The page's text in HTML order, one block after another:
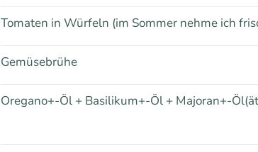
Tomaten in Würfeln (im Sommer nehme ich
Gemüsebrühe
Oregano+-Öl + Basilikum+-Öl + Majoran+-